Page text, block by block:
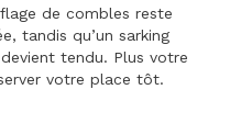
de combles reste
tandis qu’un sarking
tendu. Plus votre
votre place tôt.